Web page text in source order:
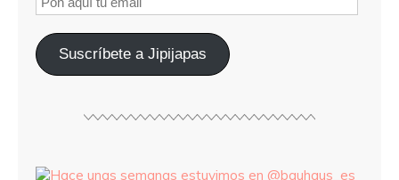
Suscríbete a Jipijapas